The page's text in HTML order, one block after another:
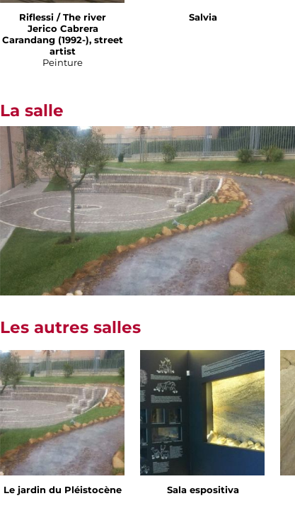
Riflessi / The river
Jerico Cabrera
Carandang (1992-), street
artist
Peinture
Salvia
La salle
Les autres salles
Le jardin du Pléistocène Sala espositiva